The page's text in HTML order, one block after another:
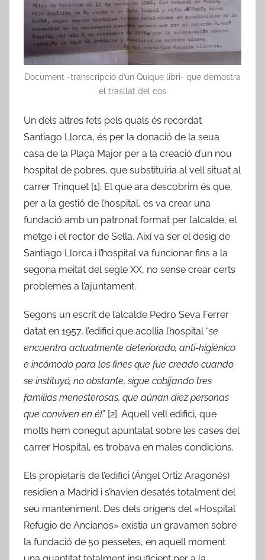
Document -transcripció d’un Quique libri- que demostra
el trasllat del cos
Un dels altres fets pels quals és recordat
Santiago Llorca, és per la donació de la seua
casa de la Plaça Major per a la creació d’un nou
hospital de pobres, que substituiria al vell situat al
carrer Trinquet [1]. El que ara descobrim és que,
per a la gestió de l’hospital, es va crear una
fundació amb un patronat format per l’alcalde, el
metge i el rector de Sella. Així va ser el desig de
Santiago Llorca i l’hospital va funcionar fins a la
segona meitat del segle XX, no sense crear certs
problemes a l’ajuntament.
Segons un escrit de l’alcalde Pedro Seva Ferrer
datat en 1957, l’edifici que acollia l’hospital “se
encuentra actualmente deteriorado, anti-higiénico
e incómodo para los fines que fue creado cuando
se instituyó, no obstante, sigue cobijando tres
familias menesterosas, que aúnan diez personas
que conviven en él” [2]. Aquell vell edifici, que
molts hem conegut apuntalat sobre les cases del
carrer Hospital, es trobava en males condicions.
Els propietaris de l’edifici (Ángel Ortiz Aragonés)
residien a Madrid i s’havien desatés totalment del
seu manteniment. Des dels orígens del «Hospital
Refugio de Ancianos» existia un gravamen sobre
la fundació de 50 pessetes, en aquell moment